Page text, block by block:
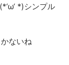
*)シンプル
ないね